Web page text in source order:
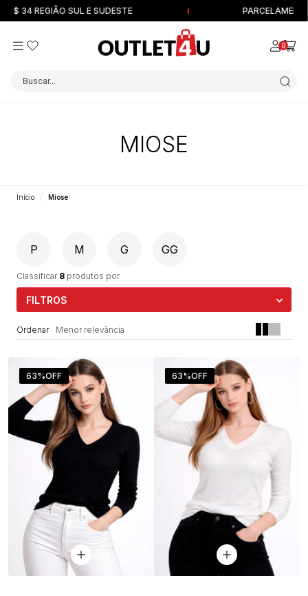
34 REGIÃO SUL E SUDESTE PARCELAMENTO
0
Buscar...
MIOSE
Início Miose
P M G GG
FILTROS
Classificar 8 produtos por
Menor relevância
63%OFF 63%OFF